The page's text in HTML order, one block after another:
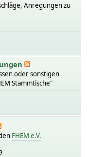
Anregungen zu
oder sonstigen
Stammtische"
FHEM e.V.